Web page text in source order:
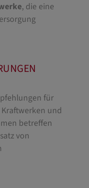
, die eine
für
und
betreffen
von